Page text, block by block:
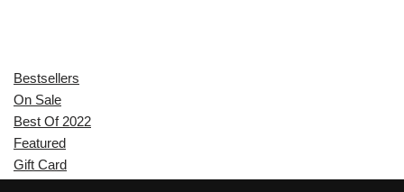
Bestsellers
On Sale
Best Of 2022
Featured
Gift Card